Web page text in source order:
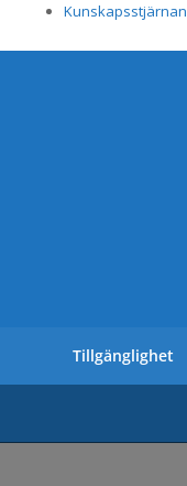
Kunskapsstjärnan
Tillgänglighet